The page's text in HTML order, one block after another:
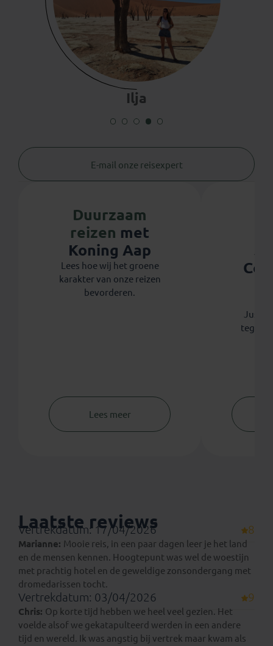
Ilja
E-mail onze reisexpert
Duurzaam
reizen met
Koning Aap
Lees hoe wij het groene
karakter van onze reizen
bevorderen.
Lees meer
tegen
Laatste reviews
Vertrekdatum: 17/04/2026 8
Marianne: Mooie reis, in een paar dagen leer je het land
en de mensen kennen. Hoogtepunt was wel de woestijn
met prachtig hotel en de geweldige zonsondergang met
dromedarissen tocht.
Vertrekdatum: 03/04/2026 9
Chris: Op korte tijd hebben we heel veel gezien. Het
voelde alsof we gekatapulteerd werden in een andere
tijd en wereld. Ik was angstig bij vertrek maar kwam als